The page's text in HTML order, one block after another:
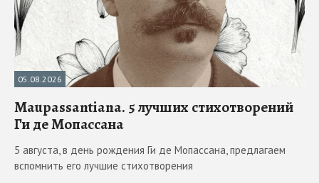
05.08.2026
Maupassantiana. 5 лучших стихотворений
Ги де Мопассана
5 августа, в день рождения Ги де Мопассана, предлагаем
вспомнить его лучшие стихотворения